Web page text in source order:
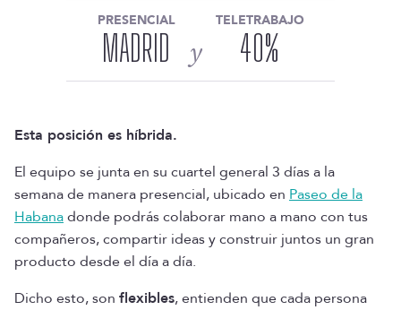
PRESENCIAL
MADRID y
TELETRABAJO
40%
Esta posición es híbrida.
El equipo se junta en su cuartel general 3 días a la
semana de manera presencial, ubicado en Paseo de la
Habanadonde podrás colaborar mano a mano con tus
compañeros, compartir ideas y construir juntos un gran
producto desde el día a día.
Dicho esto, son flexibles, entienden que cada persona